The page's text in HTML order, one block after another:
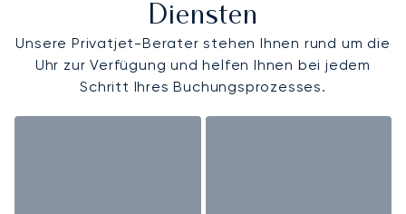
Diensten
Unsere Privatjet-Berater stehen Ihnen rund um die
Uhr zur Verfügung und helfen Ihnen bei jedem
Schritt Ihres Buchungsprozesses.